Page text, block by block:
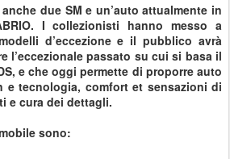
due SM e un’auto attualmente in
I collezionisti hanno messo a
d’eccezione e il pubblico avrà
l’eccezionale passato su cui si basa il
e che oggi permette di proporre auto
e tecnologia, comfort et sensazioni di
e cura dei dettagli.
sono: